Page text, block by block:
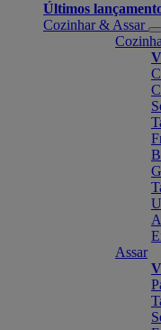
Últimos
Cozinhar & Assar
Assar